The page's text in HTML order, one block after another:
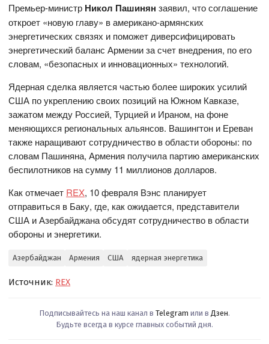
Премьер-министр Никол Пашинян заявил, что соглашение
откроет «новую главу» в американо-армянских
энергетических связях и поможет диверсифицировать
энергетический баланс Армении за счет внедрения, по его
словам, «безопасных и инновационных» технологий.
Ядерная сделка является частью более широких усилий
США по укреплению своих позиций на Южном Кавказе,
зажатом между Россией, Турцией и Ираном, на фоне
меняющихся региональных альянсов. Вашингтон и Ереван
также наращивают сотрудничество в области обороны: по
словам Пашиняна, Армения получила партию американских
беспилотников на сумму 11 миллионов долларов.
Как отмечает REX, 10 февраля Вэнс планирует
отправиться в Баку, где, как ожидается, представители
США и Азербайджана обсудят сотрудничество в области
обороны и энергетики.
Азербайджан Армения США ядерная энергетика
Источник: REX
Подписывайтесь на наш канал в Telegram или в Дзен.
Будьте всегда в курсе главных событий дня.